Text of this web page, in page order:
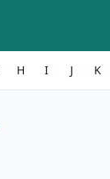
H I J K